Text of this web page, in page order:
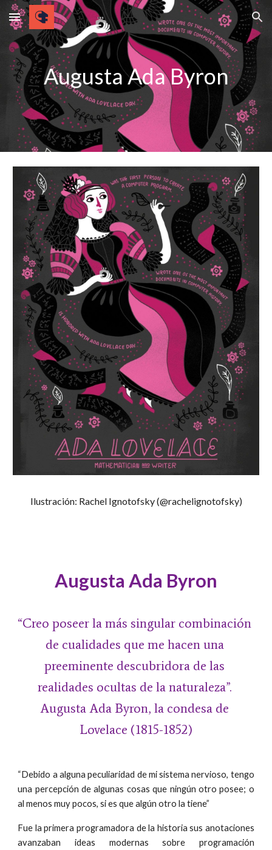
Skip to main content Skip to navigation
Augusta Ada Byron
Ilustración: Rachel Ignotofsky (@rachelignotofsky)
Augusta Ada Byron
“Creo poseer la más singular combinación
de cualidades que me hacen una
preeminente descubridora de las
realidades ocultas de la naturaleza”.
Augusta Ada Byron, la condesa de
Lovelace (1815-1852)
“Debido a alguna peculiaridad de mi sistema nervioso, tengo
una percepción de algunas cosas que ningún otro posee; o
al menos muy pocos, si es que algún otro la tiene”
Fue la primera programadora de la historia sus anotaciones
avanzaban ideas modernas sobre programación